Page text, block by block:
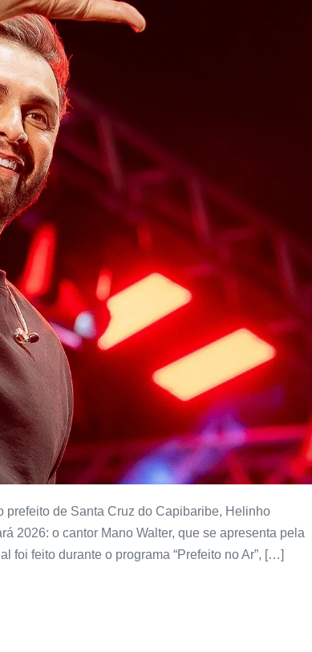
prefeito de Santa Cruz do Capibaribe, Helinho
2026: o cantor Mano Walter, que se apresenta pela
foi feito durante o programa “Prefeito no Ar”, […]